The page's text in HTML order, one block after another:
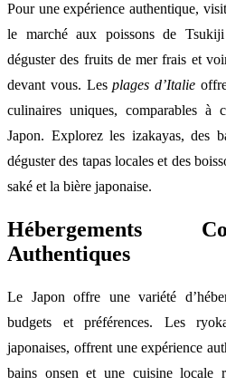
Pour une expérience authentique,
le marché aux poissons de
déguster des fruits de mer frais et
devant vous. Lesplages d’Italie
culinaires uniques, comparables à
Japon. Explorez les izakayas, des
déguster des tapas locales et des
saké et la bière japonaise.
Hébergements
Authentiques
Le Japon offre une variété
budgets et préférences. Les
japonaises, offrent une expérience
bains onsen et une cuisine locale